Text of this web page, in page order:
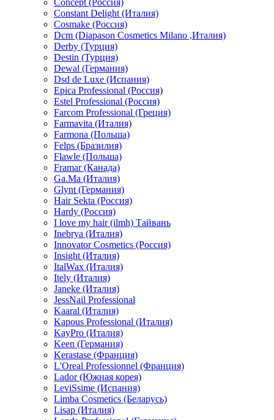
Concept (Россия)
Constant Delight (Италия)
Cosmake (Россия)
Dcm (Diapason Cosmetics Milano ,Италия)
Derby (Турция)
Destin (Турция)
Dewal (Германия)
Dsd de Luxe (Испания)
Epica Professional (Россия)
Estel Professional (Россия)
Farcom Professional (Греция)
Farmavita (Италия)
Farmona (Польша)
Felps (Бразилия)
Flawle (Польша)
Framar (Канада)
Ga.Ma (Италия)
Glynt (Германия)
Hair Sekta (Россия)
Hardy (Россия)
I love my hair (ilmh) Тайвань
Inebrya (Италия)
Innovator Cosmetics (Россия)
Insight (Италия)
ItalWax (Италия)
Itely (Италия)
Janeke (Италия)
JessNail Professional
Kaaral (Италия)
Kapous Professional (Италия)
KayPro (Италия)
Keen (Германия)
Kerastase (Франция)
L'Oreal Professionnel (Франция)
Lador (Южная корея)
LeviSsime (Испания)
Limba Cosmetics (Беларусь)
Lisap (Италия)